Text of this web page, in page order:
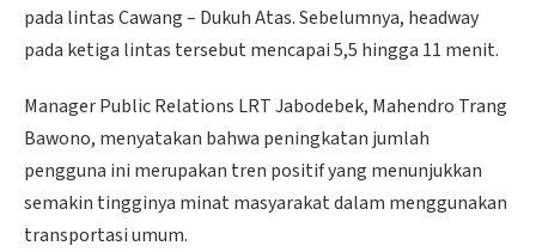
pada lintas Cawang – Dukuh Atas. Sebelumnya, headway
pada ketiga lintas tersebut mencapai 5,5 hingga 11 menit.
Manager Public Relations LRT Jabodebek, Mahendro Trang
Bawono, menyatakan bahwa peningkatan jumlah
pengguna ini merupakan tren positif yang menunjukkan
semakin tingginya minat masyarakat dalam menggunakan
transportasi umum.